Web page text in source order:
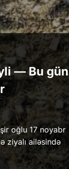
— Bu gün
oğlu 17 noyabr
ziyalı ailəsində